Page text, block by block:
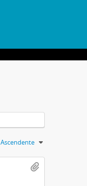
Ascendente